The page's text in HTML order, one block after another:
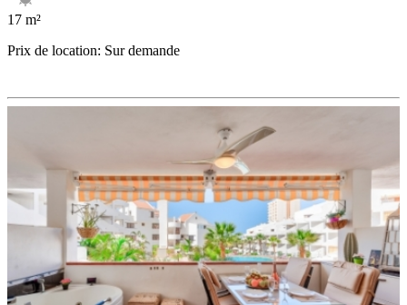
17 m²
Prix de location: Sur demande